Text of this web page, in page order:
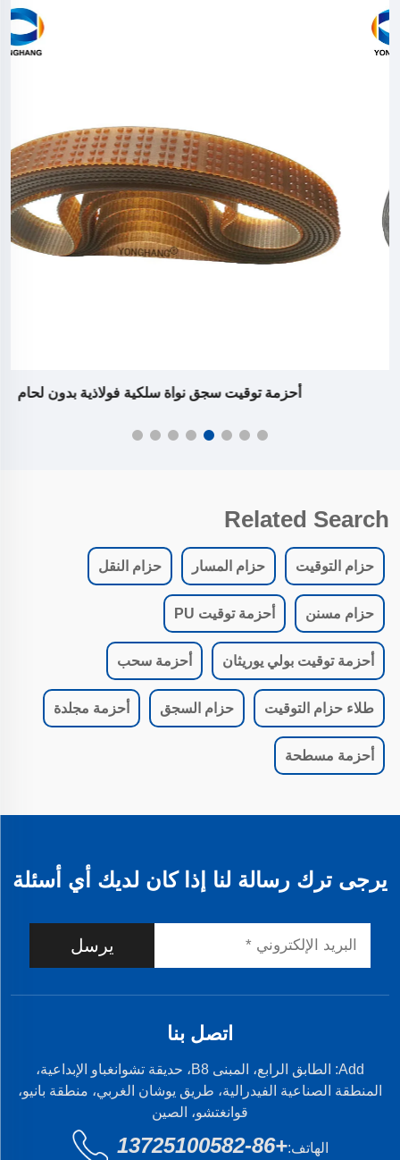
أحزمة توقيت سجق نواة سلكية فولاذية بدون لحام
Related Search
حزام التوقيت حزام المسار حزام النقل
حزام مسنن أحزمة توقيت PU
أحزمة توقيت بولي يوريثان أحزمة سحب
طلاء حزام التوقيت حزام السجق أحزمة مجلدة
أحزمة مسطحة
يرجى ترك رسالة لنا إذا كان لديك أي أسئلة
يرسل
اتصل بنا
Add: الطابق الرابع، المبنى B8، حديقة تشوانغباو الإبداعية،
المنطقة الصناعية الفيدرالية، طريق يوشان الغربي، منطقة بانيو،
قوانغتشو، الصين
الهاتف:+86-13725100582